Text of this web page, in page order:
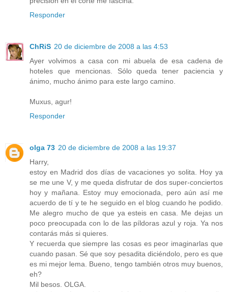
Responder
ChRiS 20 de diciembre de 2008 a las 4:53
Ayer volvimos a casa con mi abuela de esa cadena de
hoteles que mencionas. Sólo queda tener paciencia y
ánimo, mucho ánimo para este largo camino.
Muxus, agur!
Responder
olga 73 20 de diciembre de 2008 a las 19:37
Harry,
estoy en Madrid dos días de vacaciones yo solita. Hoy ya
se me une V, y me queda disfrutar de dos super-conciertos
hoy y mañana. Estoy muy emocionada, pero aún así me
acuerdo de tí y te he seguido en el blog cuando he podido.
Me alegro mucho de que ya esteis en casa. Me dejas un
poco preocupada con lo de las píldoras azul y roja. Ya nos
contarás más si quieres.
Y recuerda que siempre las cosas es peor imaginarlas que
cuando pasan. Sé que soy pesadita diciéndolo, pero es que
es mi mejor lema. Bueno, tengo también otros muy buenos,
eh?
Mil besos. OLGA.